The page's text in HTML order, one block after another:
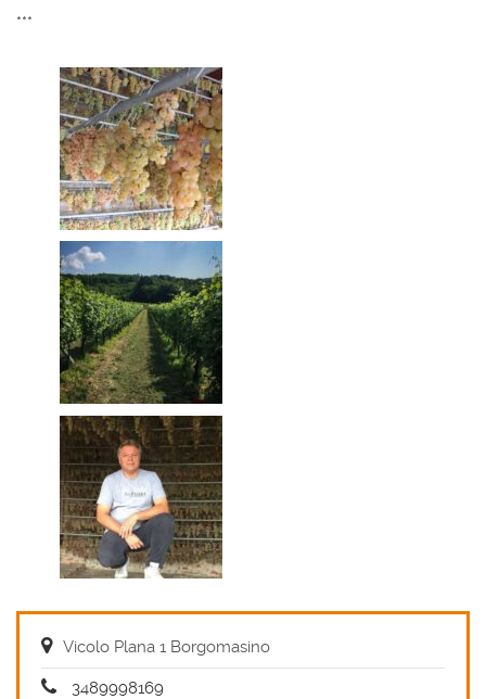
***
Vicolo Plana 1 Borgomasino
3489998169